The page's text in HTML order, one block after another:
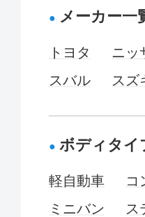
メーカー一
トヨタ ニッ
スバル
スズ
ボディタイ
軽自動車
コ
ミニバン
ス